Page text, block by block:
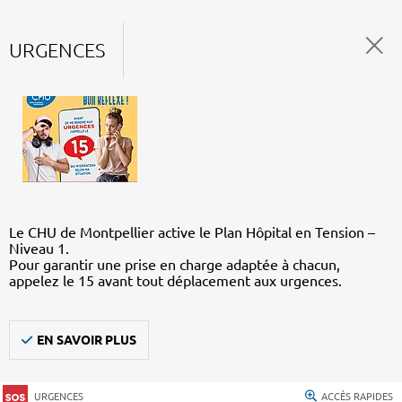
URGENCES
Le CHU de Montpellier active le Plan Hôpital en Tension –
Niveau 1.
Pour garantir une prise en charge adaptée à chacun,
appelez le 15 avant tout déplacement aux urgences.
EN SAVOIR PLUS
URGENCES ACCÈS RAPIDES